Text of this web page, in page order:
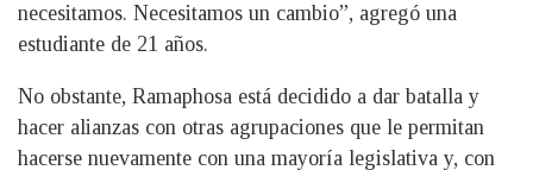
necesitamos. Necesitamos un cambio”, agregó una
estudiante de 21 años.
No obstante, Ramaphosa está decidido a dar batalla y
hacer alianzas con otras agrupaciones que le permitan
hacerse nuevamente con una mayoría legislativa y, con